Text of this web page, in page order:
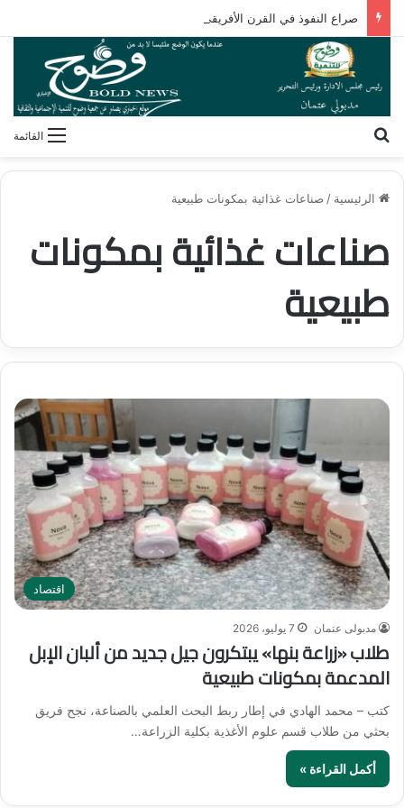
القائمة
الرئيسية / صناعات غذائية بمكونات طبيعية
صناعات غذائية بمكونات
طبيعية
اقتصاد
مدبولى عتمان 7 يوليو، 2026
طلاب «زراعة بنها» يبتكرون جيل جديد من ألبان الإبل
المدعمة بمكونات طبيعية
كتب – محمد الهادي في إطار ربط البحث العلمي بالصناعة، نجح فريق
بحثي من طلاب قسم علوم الأغذية بكلية الزراعة…
أكمل القراءة »